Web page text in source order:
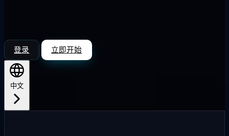
登录 立即开始
中文